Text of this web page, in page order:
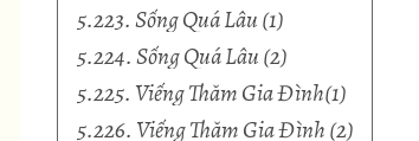
5.223. Sống Quá Lâu (1)
5.224. Sống Quá Lâu (2)
5.225. Viếng Thăm Gia Đình(1)
5.226. Viếng Thăm Gia Đình (2)